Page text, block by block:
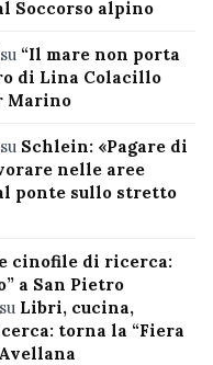
Soccorso alpino
su “Il mare non porta
di Lina Colacillo
Marino
su Schlein: «Pagare di
nelle aree
ponte sullo stretto
cinofile di ricerca:
a San Pietro
su Libri, cucina,
torna la “Fiera